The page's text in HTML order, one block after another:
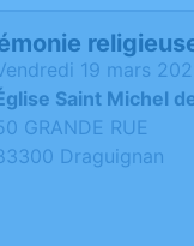
vendredi 19 mars
Saint Michel
GRANDE RUE
Draguignan